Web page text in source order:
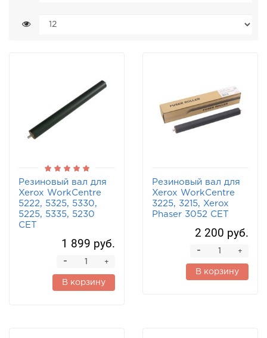
Резиновый вал для
Xerox WorkCentre
5222, 5325, 5330,
5225, 5335, 5230
CET
1 899 руб.
+
-
В корзину
Резиновый вал для
Xerox WorkCentre
3225, 3215, Xerox
Phaser 3052 CET
2 200 руб.
+
-
В корзину